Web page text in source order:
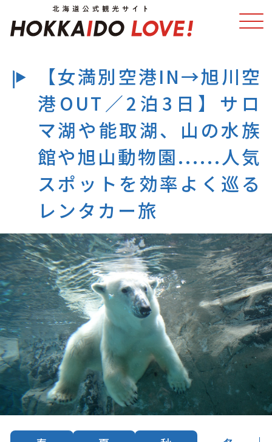
スポット・体験
イベント
モデルコース エリアガイド
グルメ 旅の予約
アクセス
キュンちゃんオンラインショップ
北海道はやわかり
旅のテーマで探す
7つの国立公園
キュンちゃんの部屋
さっぽろ圏e旅ギフト
【女満別空港IN→旭川空
港OUT／2泊3日】サロ
マ湖や能取湖、山の水族
館や旭山動物園......人気
スポットを効率よく巡る
レンタカー旅